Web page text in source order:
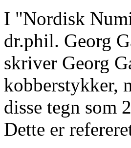
I "Nordisk
dr.phil. Georg
skriver Georg
kobberstykker,
disse tegn som
Dette er